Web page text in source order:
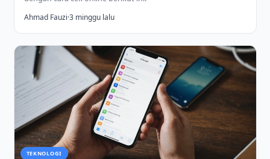
Ahmad Fauzi·3 minggu lalu
TEKNOLOGI